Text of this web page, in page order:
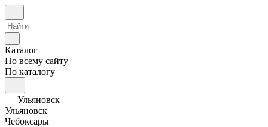
Каталог
По всему сайту
По каталогу
Ульяновск
Ульяновск
Чебоксары